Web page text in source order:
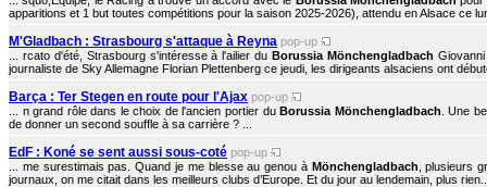
apparitions et 1 but toutes compétitions pour la saison 2025-2026), attendu en Alsace ce
M'Gladbach : Strasbourg s'attaque à Reyna pop-up
... rcato d'été, Strasbourg s'intéresse à l'ailier duBorussia Mönchengladbach
journaliste de Sky Allemagne Florian Plettenberg ce jeudi, les dirigeants alsaciens ont
Barça : Ter Stegen en route pour l'Ajax pop-up
... n grand rôle dans le choix de l'ancien portier duBorussia Mönchengladbach . Une
de donner un second souffle à sa carrière ? ...
EdF : Koné se sent aussi sous-coté pop-up
... me surestimais pas. Quand je me blesse au genou à Mönchengladbach , plusieurs
journaux, on me citait dans les meilleurs clubs d’Europe. Et du jour au lendemain, plus